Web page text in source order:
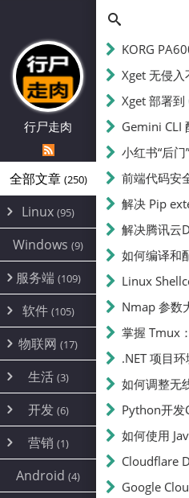
行尸走肉
全部文章 (250)
Linux (95)
Alpine
CentOS(17)
Debian(24)
ProxmoxVE
Ubuntu(7)
Windows (9)
服务端 (109)
环境配置
DD重装(3)
加速优化(34)
面板(12)
容器
游戏 (7)
饥荒(7)
云服务商(4)
WEB源码(6)
建站(5)
软件 (105)
安全(12)
办公(4)
图片 (2)
文件
系统 (35)
AI(10)
物联网 (17)
路由器
随身wifi(1)
mobile(14)
刷机
magisk
生活 (3)
线报
sim卡(1)
开发 (6)
编译
JavaScript(2)
python(2)
营销 (1)
公关(1)
SEO(1)
Android (4)
.NET 项目
篇文